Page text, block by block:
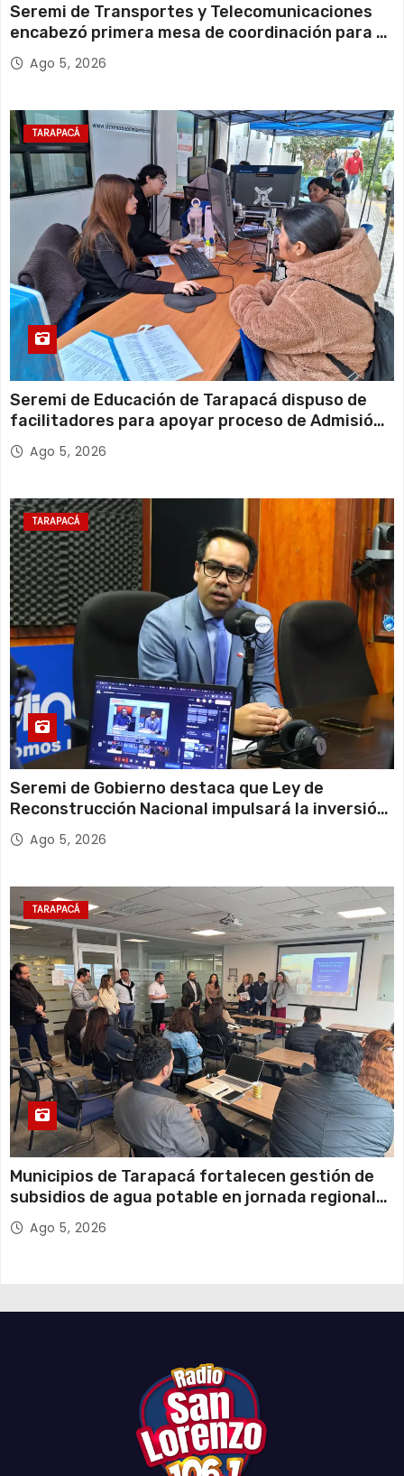
Seremi de Transportes y Telecomunicaciones
encabezó primera mesa de coordinación para el
retiro de cables en desuso en Iquique
Ago 5, 2026
TARAPACÁ
Seremi de Educación de Tarapacá dispuso de
facilitadores para apoyar proceso de Admisión
Escolar 2027
Ago 5, 2026
TARAPACÁ
Seremi de Gobierno destaca que Ley de
Reconstrucción Nacional impulsará la inversión
y el empleo en Tarapacá
Ago 5, 2026
TARAPACÁ
Municipios de Tarapacá fortalecen gestión de
subsidios de agua potable en jornada regional
organizada por Aguas del Altiplano y ANDESS
Ago 5, 2026